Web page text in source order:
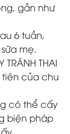
gần như
6 tuần,
mẹ.
THAI
tiên của chu
có thể cấy
biện pháp